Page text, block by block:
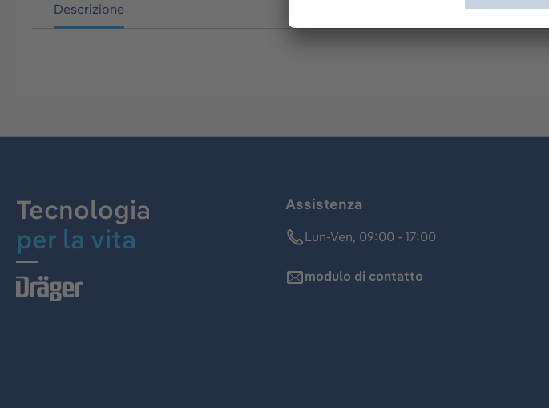
Descrizione
Tecnologia
per la vita
Assistenza
Lun-Ven, 09:00 - 17:00
modulo di contatto